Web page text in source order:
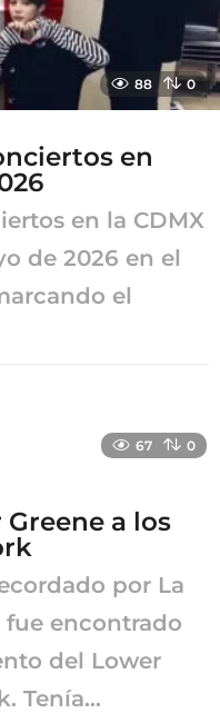
88 0
en
en la CDMX
de 2026 en el
el
67 0
a los
por La
fue encontrado
del Lower
Tenía...